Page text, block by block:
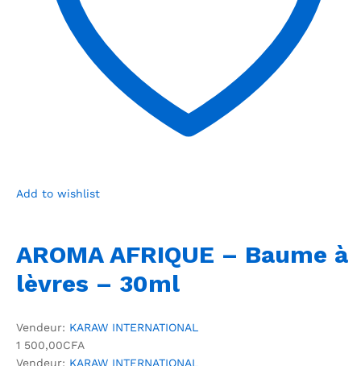
Add to wishlist
AROMA AFRIQUE – Baume à
lèvres – 30ml
Vendeur: KARAW INTERNATIONAL
1 500,00CFA
Vendeur: KARAW INTERNATIONAL